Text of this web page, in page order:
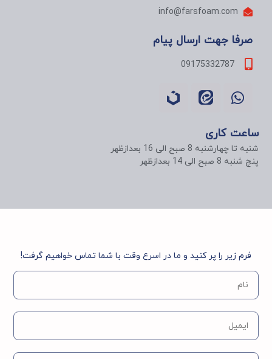
info@farsfoam.com
صرفا جهت ارسال پیام
09175332787
ساعت کاری
شنبه تا چهارشنبه 8 صبح الی 16 بعدازظهر
پنچ شنبه 8 صبح الی 14 بعدازظهر
فرم زیر را پر کنید و ما در اسرع وقت با شما تماس خواهیم گرفت!